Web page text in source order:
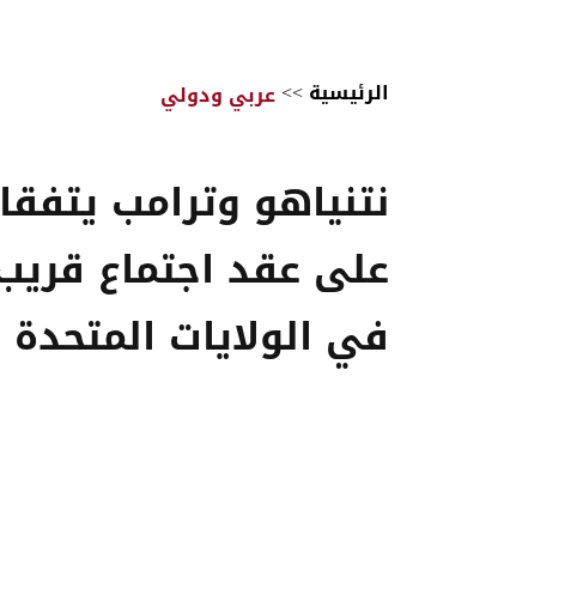
الرئيسية>>عربي ودولي
نتنياهو وترامب
على عقد اجتماع
في الولايات المتحدة